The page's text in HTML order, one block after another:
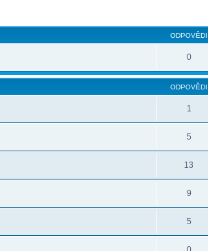
ODPOVĚDI
0
ODPOVĚDI
1
5
13
9
5